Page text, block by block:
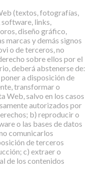
(textos, fotografías,
links,
diseño gráfico,
marcas y demás signos
o de terceros, no
sobre ellos por el
deberá abstenerse de:
a disposición de
transformar o
Web, salvo en los casos
autorizados por
b) reproducir o
o las bases de datos
comunicarlos
de terceros
c) extraer o
de los contenidos